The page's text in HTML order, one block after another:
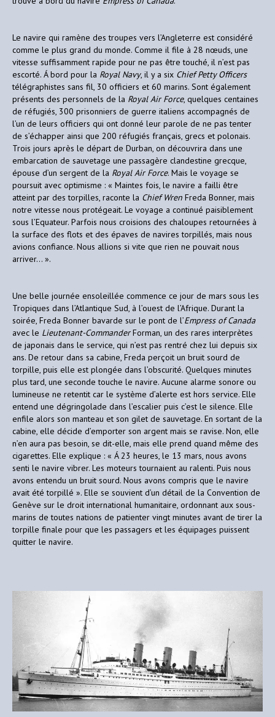
Le navire qui ramène des troupes vers l’Angleterre est considéré
comme le plus grand du monde. Comme il file à 28 nœuds, une
vitesse suffisamment rapide pour ne pas être touché, il n’est pas
escorté. Á bord pour la Royal Navy, il y a six Chief Petty Officers
télégraphistes sans fil, 30 officiers et 60 marins. Sont également
présents des personnels de la Royal Air Force, quelques centaines
de réfugiés, 300 prisonniers de guerre italiens accompagnés de
l’un de leurs officiers qui ont donné leur parole de ne pas tenter
de s’échapper ainsi que 200 réfugiés français, grecs et polonais.
Trois jours après le départ de Durban, on découvrira dans une
embarcation de sauvetage une passagère clandestine grecque,
épouse d’un sergent de la Royal Air Force. Mais le voyage se
poursuit avec optimisme : « Maintes fois, le navire a failli être
atteint par des torpilles, raconte la Chief Wren Freda Bonner, mais
notre vitesse nous protégeait. Le voyage a continué paisiblement
sous l’Equateur. Parfois nous croisions des chaloupes retournées à
la surface des flots et des épaves de navires torpillés, mais nous
avions confiance. Nous allions si vite que rien ne pouvait nous
arriver… ».
Une belle journée ensoleillée commence ce jour de mars sous les
Tropiques dans l’Atlantique Sud, à l’ouest de l’Afrique. Durant la
soirée, Freda Bonner bavarde sur le pont de l’Empress of Canada
avec le Lieutenant-CommanderForman, un des rares interprètes
de japonais dans le service, qui n’est pas rentré chez lui depuis six
ans. De retour dans sa cabine, Freda perçoit un bruit sourd de
torpille, puis elle est plongée dans l’obscurité. Quelques minutes
plus tard, une seconde touche le navire. Aucune alarme sonore ou
lumineuse ne retentit car le système d’alerte est hors service. Elle
entend une dégringolade dans l’escalier puis c’est le silence. Elle
enfile alors son manteau et son gilet de sauvetage. En sortant de la
cabine, elle décide d’emporter son argent mais se ravise. Non, elle
n’en aura pas besoin, se dit-elle, mais elle prend quand même des
cigarettes. Elle explique : « Á 23 heures, le 13 mars, nous avons
senti le navire vibrer. Les moteurs tournaient au ralenti. Puis nous
avons entendu un bruit sourd. Nous avons compris que le navire
avait été torpillé ». Elle se souvient d’un détail de la Convention de
Genève sur le droit international humanitaire, ordonnant aux sous-
marins de toutes nations de patienter vingt minutes avant de tirer la
torpille finale pour que les passagers et les équipages puissent
quitter le navire.